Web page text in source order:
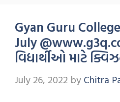
Gyan Guru
July
વિદ્યાર્થીઓ માટે
July 26, 2022 by Chitra